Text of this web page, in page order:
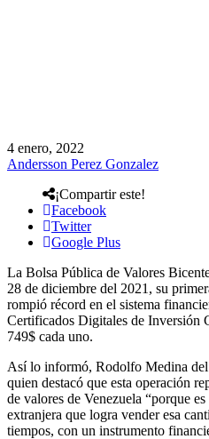
4 enero, 2022
Andersson Perez Gonzalez
¡Compartir este!
Facebook
Twitter
Google Plus
La Bolsa Pública de Valores
28 de diciembre del 2021, su
rompió récord en el sistema
Certificados Digitales de Inversión
749$ cada uno.
Así lo informó, Rodolfo Medina
quien destacó que esta operación
de valores de Venezuela “porque
extranjera que logra vender esa
tiempos, con un instrumento